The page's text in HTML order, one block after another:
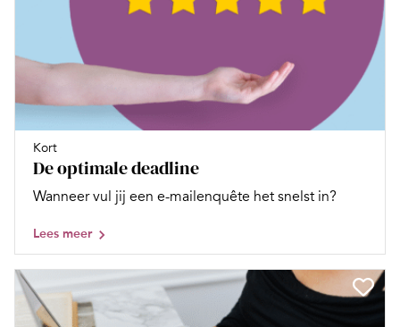
Kort
De optimale deadline
Wanneer vul jij een e-mailenquête het snelst in?
Lees meer